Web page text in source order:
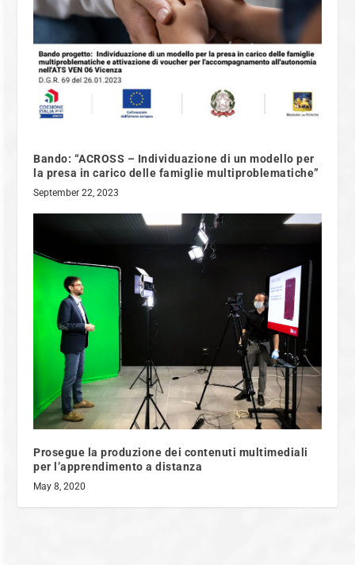
Bando: “ACROSS – Individuazione di un modello per
la presa in carico delle famiglie multiproblematiche”
September 22, 2023
Prosegue la produzione dei contenuti multimediali
per l’apprendimento a distanza
May 8, 2020